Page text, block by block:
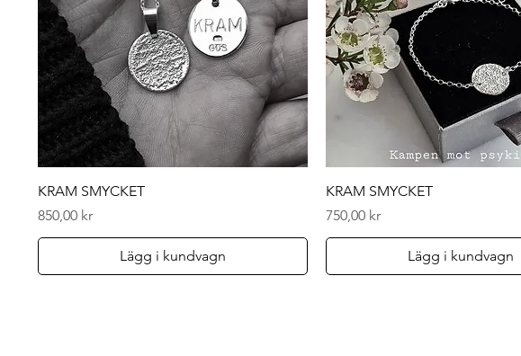
Snabbvisning
KRAM SMYCKET
Pris
850,00 kr
Lägg i kundvagn
Snabbvisning
KRAM SMYCKET
Pris
750,00 kr
Lägg i kundvagn